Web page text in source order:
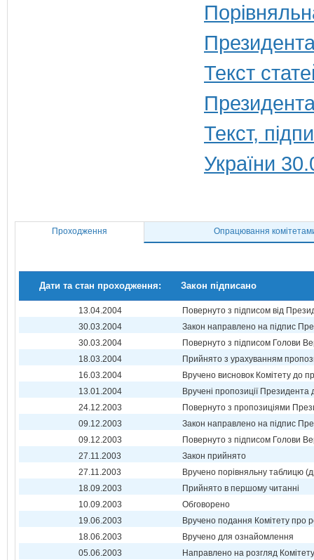
Текст
Текст,
України
Проходження Опрацювання
Дати та стан проходження: Закон підписано
13.04.2004
Повернуто з підписом від
30.03.2004
Закон направлено на підпис
30.03.2004
Повернуто з підписом Голови
18.03.2004
Прийнято з урахуванням
16.03.2004
Вручено висновок Комітету до
13.01.2004
Вручені пропозиції Президента
24.12.2003
Повернуто з пропозиціями
09.12.2003
Закон направлено на підпис
09.12.2003
Повернуто з підписом Голови
27.11.2003
Закон прийнято
27.11.2003
Вручено порівняльну таблицю
18.09.2003
Прийнято в першому читанні
10.09.2003
Обговорено
19.06.2003
Вручено подання Комітету про
18.06.2003
Вручено для ознайомлення
05.06.2003
Направлено на розгляд Комітету